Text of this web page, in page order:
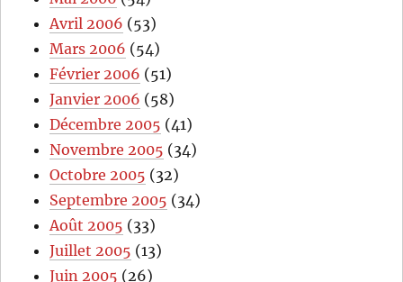
Avril 2006 (53)
Mars 2006 (54)
Février 2006 (51)
Janvier 2006 (58)
Décembre 2005 (41)
Novembre 2005 (34)
Octobre 2005 (32)
Septembre 2005 (34)
Août 2005 (33)
Juillet 2005 (13)
Juin 2005 (26)